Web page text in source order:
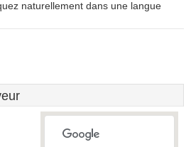
naturellement dans une langue